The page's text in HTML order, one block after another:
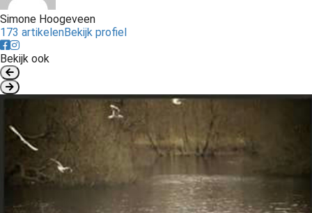
Simone Hoogeveen
173 artikelenBekijk profiel
Bekijk ook